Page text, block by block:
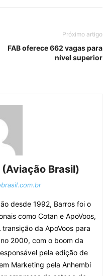
Próximo artigo
FAB oferece 662 vagas para
nível superior
Brasil)
desde 1992, Barros foi o
como Cotan e ApoVoos,
da ApoVoos para
2000, com o boom da
pela edição de
Marketing pela Anhembi